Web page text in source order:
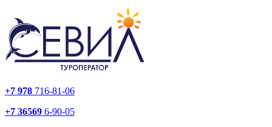
+7 978 716-81-06
+7 36569 6-90-05